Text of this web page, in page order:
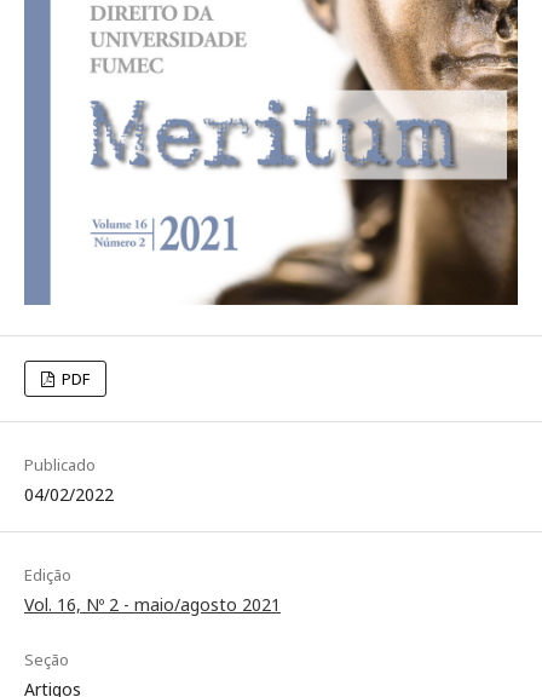
PDF
Publicado
04/02/2022
Edição
Vol. 16, Nº 2 - maio/agosto 2021
Seção
Artigos